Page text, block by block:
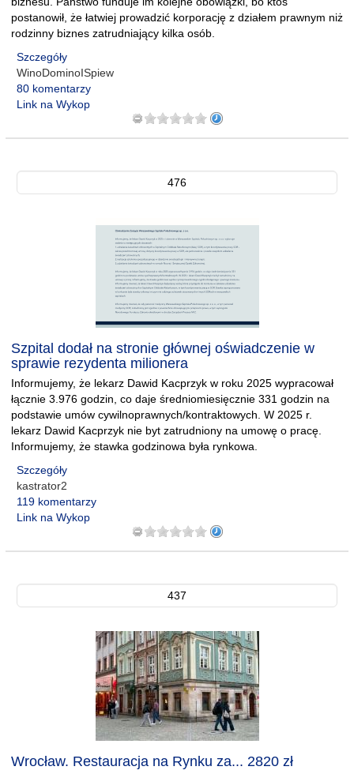
postanowił, że łatwiej prowadzić korporację z działem prawnym niż
rodzinny biznes zatrudniający kilka osób.
Szczegóły
WinoDominoISpiew
80 komentarzy
Link na Wykop
476
Szpital dodał na stronie głównej oświadczenie w
sprawie rezydenta milionera
Informujemy, że lekarz Dawid Kacprzyk w roku 2025 wypracował
łącznie 3.976 godzin, co daje średniomiesięcznie 331 godzin na
podstawie umów cywilnoprawnych/kontraktowych. W 2025 r.
lekarz Dawid Kacprzyk nie byt zatrudniony na umowę o pracę.
Informujemy, że stawka godzinowa była rynkowa.
Szczegóły
kastrator2
119 komentarzy
Link na Wykop
437
Wrocław. Restauracja na Rynku za... 2820 zł